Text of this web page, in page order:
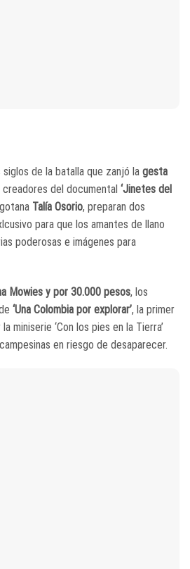
de la batalla que zanjó la gesta
creadores del documental ‘Jinetes del
Talía Osorio, preparan dos
para que los amantes de llano
poderosas e imágenes para
Mowies y por 30.000 pesos, los
‘Una Colombia por explorar’, la primer
miniserie ‘Con los pies en la Tierra’
en riesgo de desaparecer.